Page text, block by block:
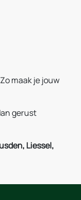
maak je jouw
gerust
Liessel,